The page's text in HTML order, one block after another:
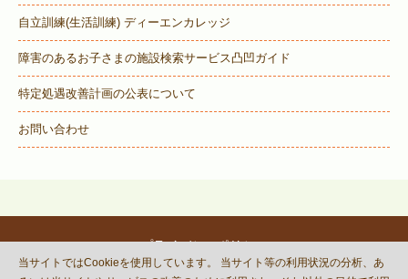
自立訓練(生活訓練) ディーエンカレッジ
障害のあるお子さまの施設検索サービス凸凹ガイド
特定処遇改善計画の公表について
お問い合わせ
プライバシーポリシー
© DECOBOCO BASE Co.,Ltd.
当サイトではCookieを使用しています。 当サイト等の利用状況の分析、あ